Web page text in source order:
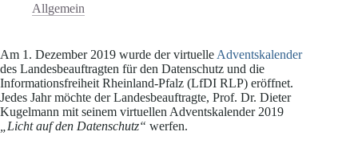
Allgemein
Am 1. Dezember 2019 wurde der virtuelle Adventskalender
des Landesbeauftragten für den Datenschutz und die
Informationsfreiheit Rheinland-Pfalz (LfDI RLP) eröffnet.
Jedes Jahr möchte der Landesbeauftragte, Prof. Dr. Dieter
Kugelmann mit seinem virtuellen Adventskalender 2019
„Licht auf den Datenschutz“ werfen.